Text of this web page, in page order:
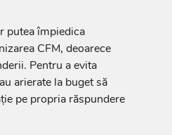
putea împiedica
CFM, deoarece
Pentru a evita
arierate la buget să
pe propria răspundere